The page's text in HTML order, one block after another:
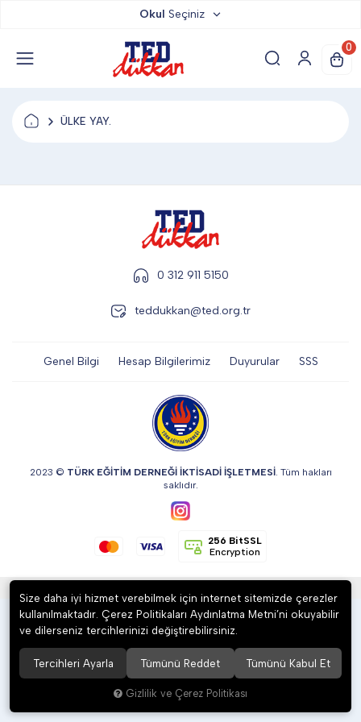
TED YAYINLARI
BLOKNOT & DEFTER
KALEM & KALEM SETİ
TERMOS & FİNCAN
Okul Seçiniz
0
ÜLKE YAY.
0 312 911 5150
teddukkan@ted.org.tr
Genel Bilgi Hesap Bilgilerimiz Duyurular SSS
2023 © TÜRK EĞİTİM DERNEĞİ İKTİSADİ İŞLETMESİ. Tüm hakları
saklıdır.
256 BitSSL
Encryption
Size daha iyi hizmet verebilmek için internet sitemizde çerezler
kullanılmaktadır. Çerez Politikaları Aydınlatma Metni’ni okuyabilir
ve dilerseniz tercihlerinizi değiştirebilirsiniz.
Tercihleri Ayarla Tümünü Reddet Tümünü Kabul Et
Gizlilik ve Çerez Politikası